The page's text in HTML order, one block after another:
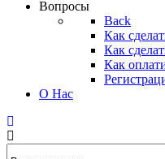
Вопросы
Back
Как
Как
Как
О Нас